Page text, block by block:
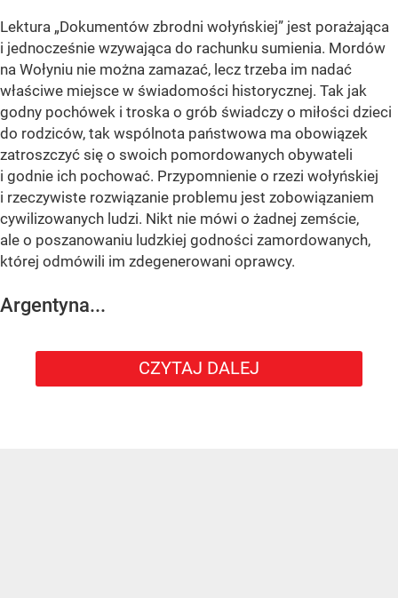
Lektura „Dokumentów zbrodni wołyńskiej” jest porażająca
i jednocześnie wzywająca do rachunku sumienia. Mordów
na Wołyniu nie można zamazać, lecz trzeba im nadać
właściwe miejsce w świadomości historycznej. Tak jak
godny pochówek i troska o grób świadczy o miłości dzieci
do rodziców, tak wspólnota państwowa ma obowiązek
zatroszczyć się o swoich pomordowanych obywateli
i godnie ich pochować. Przypomnienie o rzezi wołyńskiej
i rzeczywiste rozwiązanie problemu jest zobowiązaniem
cywilizowanych ludzi. Nikt nie mówi o żadnej zemście,
ale o poszanowaniu ludzkiej godności zamordowanych,
której odmówili im zdegenerowani oprawcy.
Argentyna...
CZYTAJ DALEJ